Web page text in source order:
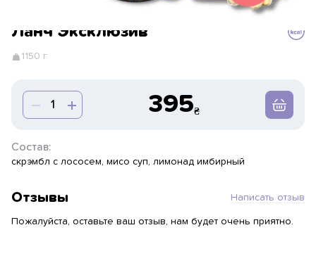
Ланч Эксклюзив
1150 г
395
Состав:
скрэмбл с лососем, мисо суп, лимонад имбирный
Отзывы Написать отзыв
Пожалуйста, оставьте ваш отзыв, нам будет очень приятно.